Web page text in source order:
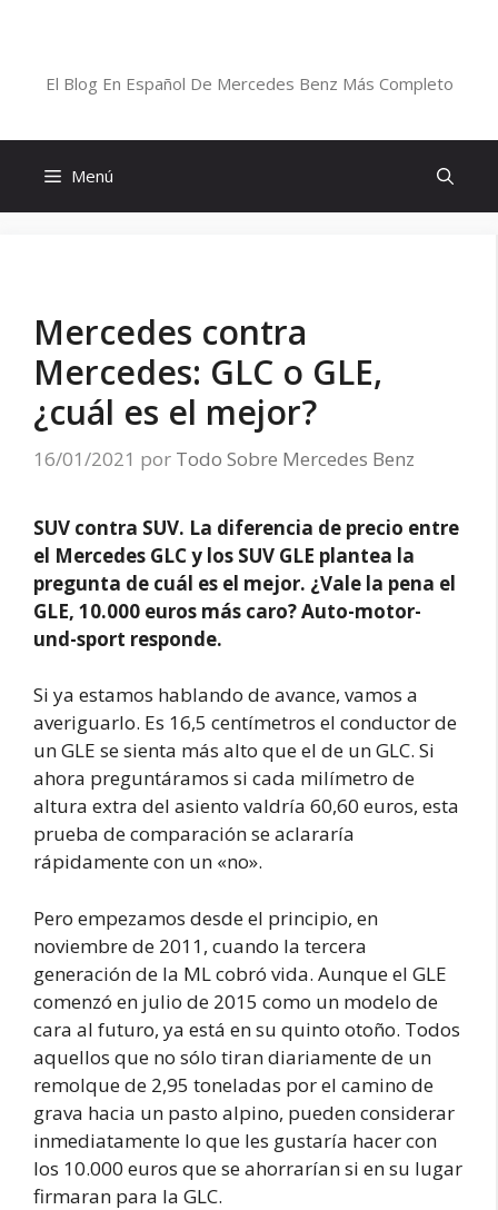
El Blog En Español De Mercedes Benz Más Completo
Menú
Mercedes contra
Mercedes: GLC o GLE,
¿cuál es el mejor?
16/01/2021 por Todo Sobre Mercedes Benz
SUV contra SUV. La diferencia de precio entre
el Mercedes GLC y los SUV GLE plantea la
pregunta de cuál es el mejor. ¿Vale la pena el
GLE, 10.000 euros más caro? Auto-motor-
und-sport responde.
Si ya estamos hablando de avance, vamos a
averiguarlo. Es 16,5 centímetros el conductor de
un GLE se sienta más alto que el de un GLC. Si
ahora preguntáramos si cada milímetro de
altura extra del asiento valdría 60,60 euros, esta
prueba de comparación se aclararía
rápidamente con un «no».
Pero empezamos desde el principio, en
noviembre de 2011, cuando la tercera
generación de la ML cobró vida. Aunque el GLE
comenzó en julio de 2015 como un modelo de
cara al futuro, ya está en su quinto otoño. Todos
aquellos que no sólo tiran diariamente de un
remolque de 2,95 toneladas por el camino de
grava hacia un pasto alpino, pueden considerar
inmediatamente lo que les gustaría hacer con
los 10.000 euros que se ahorrarían si en su lugar
firmaran para la GLC.